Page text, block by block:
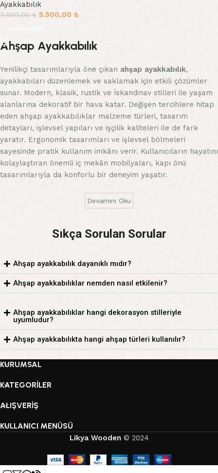
Ayakkabılık
7.000,00₺ 5.500,00 ₺
Sepete Ekle
Ahşap Ayakkabılık
Yenilikçi tasarımlarıyla öne çıkan ahşap ayakkabılık,
ayakkabıları düzenlemek ve saklamak için etkili çözümler
sunar. Modern, klasik, rustik ve İskandinav stilleri ile yaşam
alanlarına dekoratif bir hava katar. Değişen tercihlere hitap
eden ahşap ayakkabılıklar malzeme türleri, tasarım
detayları, işlevsel yapıları ve işçilik kaliteleri ile de fark
yaratır. Ergonomik tasarımları ve işlevsel bölmeleri
sayesinde pratik kullanım imkânı verir. Kullanıcıların hayatını
kolaylaştıran önemli iç mekân mobilyaları, kapı önü
tasarımlarıyla da konforlu bir deneyim yaşatır.
Devamını Oku
Sıkça Sorulan Sorular
Ahşap ayakkabılık dayanıklı mıdır?
Ahşap ayakkabılıklar nemden nasıl etkilenir?
Ahşap ayakkabılıklar hangi dekorasyon stilleriyle
uyumludur?
Ahşap ayakkabılıkta hangi ahşap türleri kullanılır?
KURUMSAL
KATEGORİLER
ALIŞVERİŞ
KULLANICI MENÜSÜ
Likya Wooden © 2024